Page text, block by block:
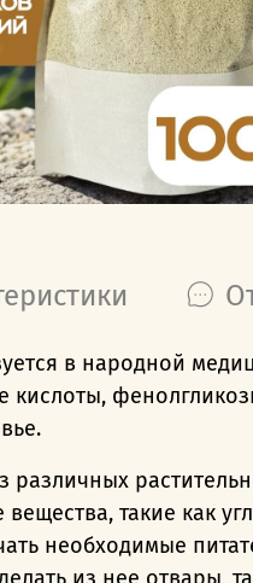
в народной
кислоты,
различных
такие как
необходимые